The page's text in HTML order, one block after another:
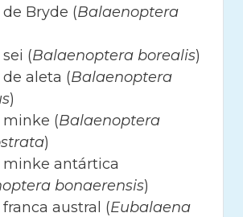
Bryde (Balaenoptera
(Balaenoptera borealis)
aleta (Balaenoptera
)
minke (Balaenoptera
)
minke antártica
bonaerensis)
austral (Eubalaena